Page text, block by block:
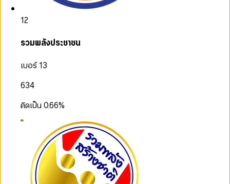
12
รวมพลังประชาชน
เบอร์ 13
634
คิดเป็น0.66%